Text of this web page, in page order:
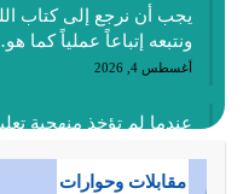
يجب أن نرجع إلى كتاب
ونتبعه إتباعاً عملياً كما
أغسطس 4, 2026
عندما لم تؤخذ منهجية
أغسطس 3, 2026
مقابلات وحوارات